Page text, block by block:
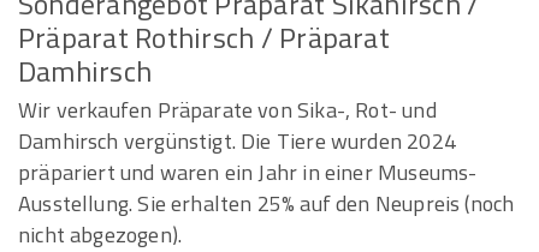
Präparat Rothirsch / Präparat
Damhirsch
Wir verkaufen Präparate von Sika-, Rot- und
Damhirsch vergünstigt. Die Tiere wurden 2024
präpariert und waren ein Jahr in einer Museums-
Ausstellung. Sie erhalten 25% auf den Neupreis (noch
nicht abgezogen).